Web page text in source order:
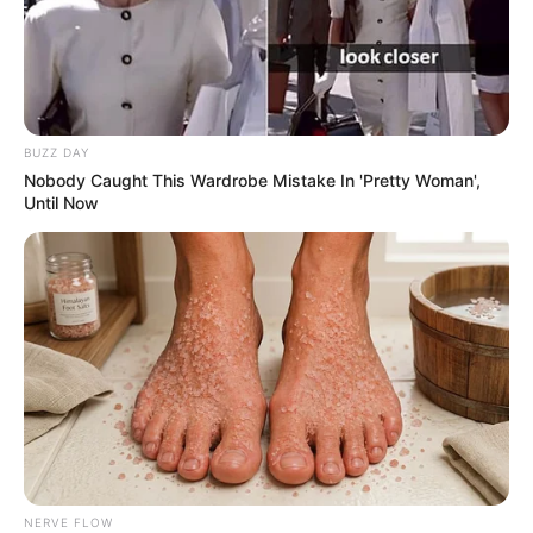
ώθησε τον Λευκό Οίκο σε αντεπίθεση…
Ο ειδικός σε πολιτικό-πολιτισμική τρομοκρατία, Jason
Curtis Anderson, περιγράφει την άνοδο της
ακροαριστερής βίας ως «νιχιλιστική επιτάχυνση»,
υποστηρίζοντας ότι «ο ακροαριστερός εξτρεμισμός
εκτείνεται πολύ πέρα από ομάδες όπως η Antifa.
Υπάρχει ένα ολόκληρο επαναστατικό (μαρξιστικό)
δισεκατομμυρίων δολαρίων, αναρχικά δίκτυα, πολιτικές
οργανώσεις όπως η DSA, επιχειρήσεις ξένων επιρροών
όπως το δίκτυο Singham, πλατφόρμες gaming, servers
Discord και threads στο Reddit, το dark web, ακόμη και
οργανώσεις πολιτικών δικαιωμάτων με «δικηγόρους
κινήματος» πλήρως αφιερωμένους στον πόλεμο κατά
της Δύσης μέχρι να καταρρεύσει».
Οι ομάδες που συνδέονται με τον μαρξισμό και
δρουν σε όλη τoν κόσμο για να υπονομεύσουν τη
BUZZ DAY
Nobody Caught This Wardrobe Mistake In 'Pretty Woman',
Until Now
NERVE FLOW